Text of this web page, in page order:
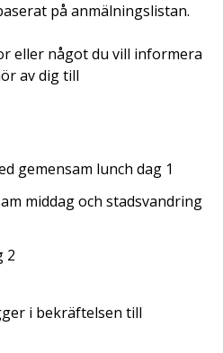
på anmälningslistan.
eller något du vill informera
av dig till
lunch dag 1
och stadsvandring
i bekräftelsen till